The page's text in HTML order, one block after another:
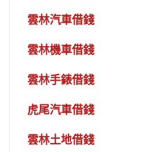
雲林汽車借錢
雲林機車借錢
雲林手錶借錢
虎尾汽車借錢
雲林土地借錢